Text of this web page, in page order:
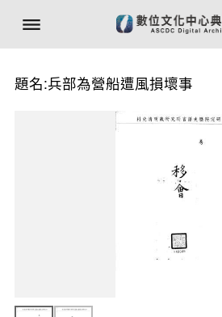
題名:兵部為營船遭風損壞事